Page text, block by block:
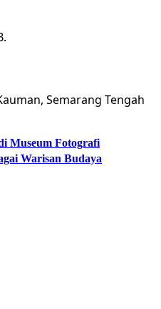
Semarang Tengah
Museum Fotografi
Warisan Budaya